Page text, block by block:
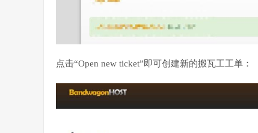
点击“Open new ticket”即可创建新的搬瓦工工单：